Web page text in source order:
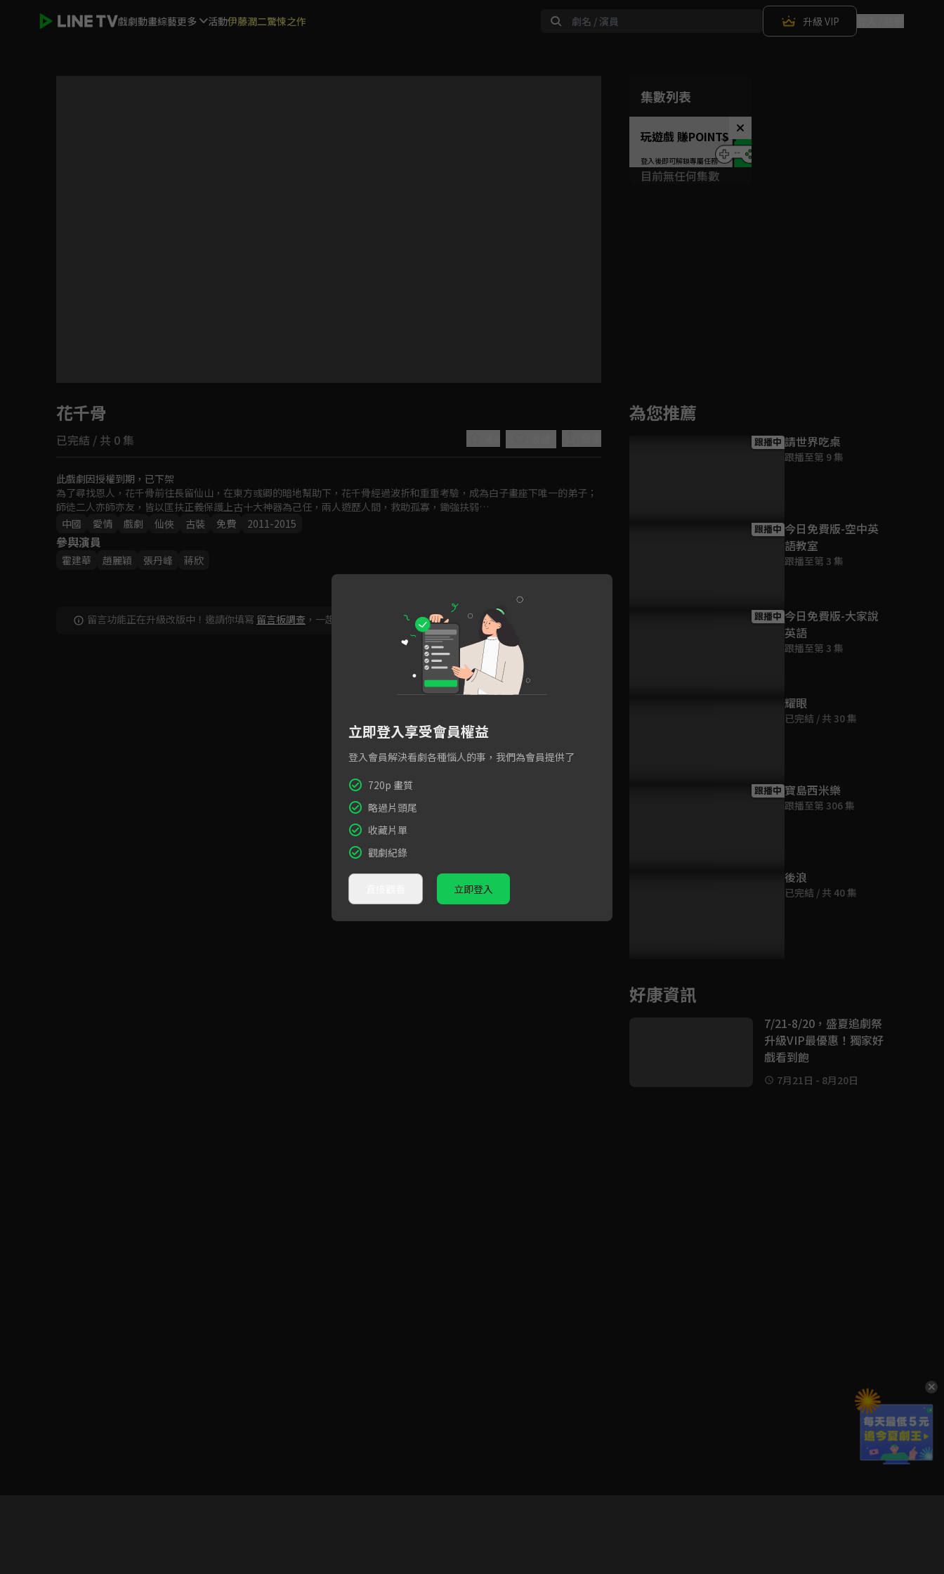
戲劇動畫綜藝更多 活動伊藤潤二驚悚之作 升級 VIP
集數列表
玩遊戲 賺POINTS！
目前無任何集數
花千骨
已完結 / 共 0 集
此戲劇因授權到期，已下架
為了尋找恩人，花千骨前往長留仙山，在東方彧卿的暗地幫助下，花千骨經過波折和重重考驗，成為白子畫座下唯一的弟子；
師徒二人亦師亦友，皆以匡扶正義保護上古十大神器為己任，兩人遊歷人間，救助孤寡，鋤強扶弱…
中國
愛情 戲劇 仙俠 古裝 免費 2011-2015
參與演員
霍建華 趙麗穎 張丹峰 蔣欣
留言功能正在升級改版中！邀請你填寫 留言板調查 ，一起共創新版留言功能！
為您推薦
跟播中 請世界吃桌
跟播至第 9 集
跟播中 今日免費版-空中英
語教室
跟播至第 3 集
跟播中 今日免費版-大家說
英語
跟播至第 3 集
耀眼
已完結 / 共 30 集
跟播中 寶島西米樂
跟播至第 306 集
後浪
已完結 / 共 40 集
好康資訊
7/21-8/20，盛夏追劇祭
升級VIP最優惠！獨家好
戲看到飽
7月21日 - 8月20日
立即登入享受會員權益
登入會員解決看劇各種惱人的事，我們為會員提供了
720p 畫質
略過片頭尾
收藏片單
觀劇紀錄
立即登入